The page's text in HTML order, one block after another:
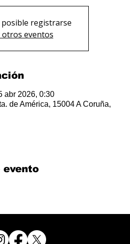
posible registrarse
otros eventos
abr 2026, 0:30
de América, 15004 A Coruña,
evento